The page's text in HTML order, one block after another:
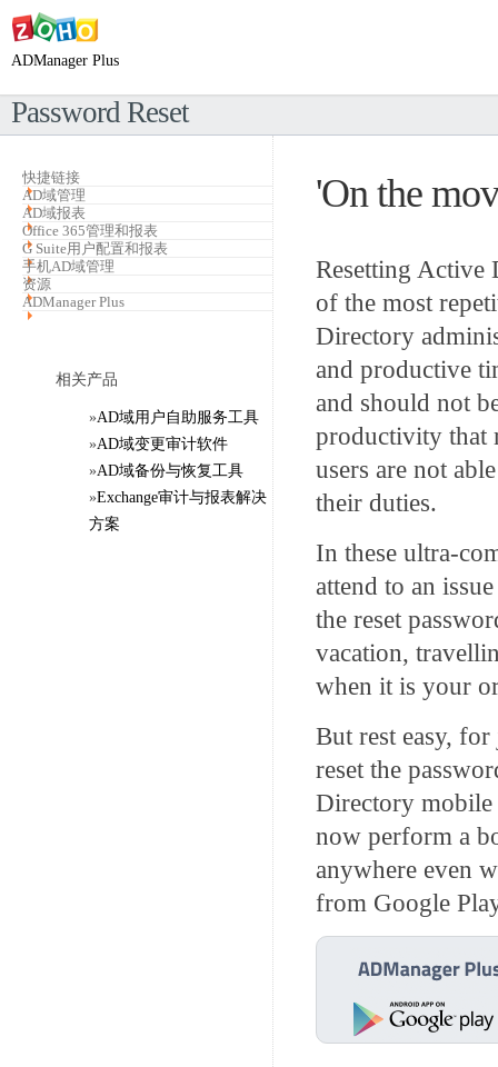
ADManager Plus
Password Reset
快捷链接
AD域管理
AD域报表
Office 365管理和报表
G Suite用户配置和报表
手机AD域管理
资源
ADManager Plus
相关产品
»AD域用户自助服务工具
»AD域变更审计软件
»AD域备份与恢复工具
»Exchange审计与报表解决
方案
'On the
Resetting Active
of the most
Directory
and productive
and should not
productivity that
users are not
their duties.
In these ultra-
attend to an
the reset
vacation,
when it is your
But rest easy,
reset the
Directory mobile
now perform a
anywhere even
from Google